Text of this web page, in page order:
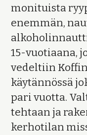
monituista
enemmän,
15-vuotiaana,
vedeltiin
käytännössä
pari vuotta.
tehtaan ja
kerhotilan